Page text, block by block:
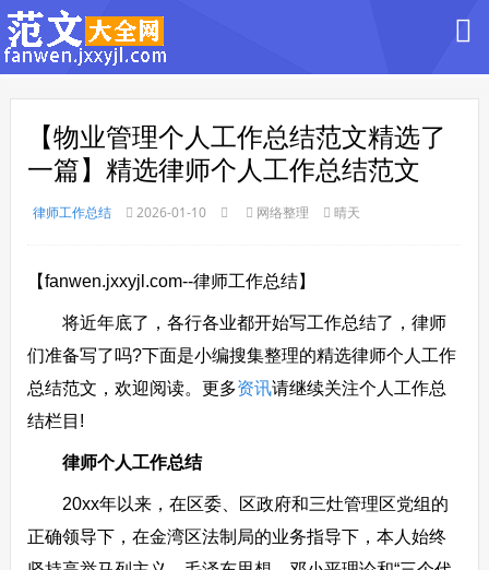
【物业管理个人工作总结范文精选了
一篇】精选律师个人工作总结范文
律师工作总结 2026-01-10 网络整理 晴天
【fanwen.jxxyjl.com--律师工作总结】
将近年底了，各行各业都开始写工作总结了，律师
们准备写了吗?下面是小编搜集整理的精选律师个人工作
总结范文，欢迎阅读。更多资讯请继续关注个人工作总
结栏目!
律师个人工作总结
20xx年以来，在区委、区政府和三灶管理区党组的
正确领导下，在金湾区法制局的业务指导下，本人始终